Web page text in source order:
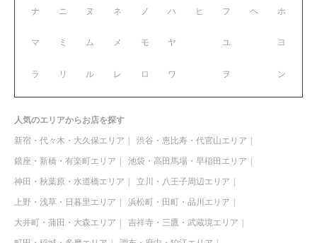
ナ ニ ヌ ネ ノ
マ ミ ム メ モ
ラ リ ル レ ロ
ハ ヒ フ ヘ ホ
ヤ ユ ヨ
ワ ヲ ン
人気のエリアからお店を探す
新宿・代々木・大久保エリア 渋谷・恵比寿・代官山エリア
銀座・新橋・有楽町エリア 池袋・高田馬場・早稲田エリア
神田・秋葉原・水道橋エリア 立川・八王子周辺エリア
上野・浅草・日暮里エリア 浜松町・田町・品川エリア
大井町・蒲田・大森エリア 吉祥寺・三鷹・武蔵境エリア